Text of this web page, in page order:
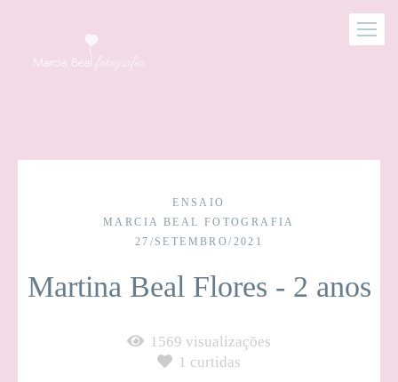
ENSAIO
MARCIA BEAL FOTOGRAFIA
27/SETEMBRO/2021
Martina Beal Flores - 2 anos
1569 visualizações
1 curtidas